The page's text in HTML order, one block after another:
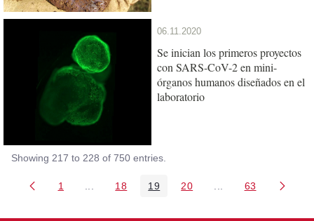
06.11.2020
Se inician los primeros proyectos
con SARS-CoV-2 en mini-
órganos humanos diseñados en el
laboratorio
Showing 217 to 228 of 750 entries.
Page
1 Intermediate Pages Use TAB to navigate.
Page
18 Page
19 Page
20 Intermediate Pages
Page
63